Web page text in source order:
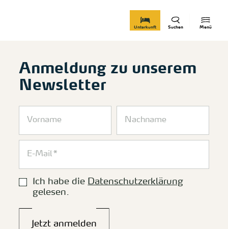
Menü
Suchen
Unterkunft
Anmeldung zu unserem
Newsletter
Ich habe die Datenschutzerklärung
gelesen.
Jetzt anmelden